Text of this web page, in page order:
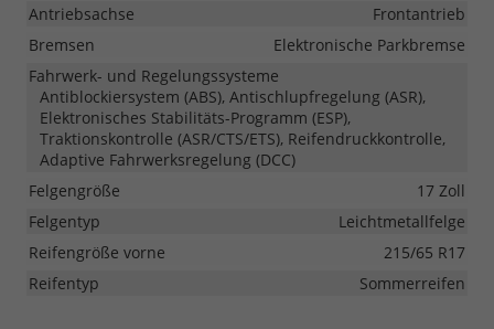
Antriebsachse
Frontantrieb
Bremsen
Elektronische Parkbremse
Fahrwerk- und Regelungssysteme
Antiblockiersystem (ABS), Antischlupfregelung (ASR),
Elektronisches Stabilitäts-Programm (ESP),
Traktionskontrolle (ASR/CTS/ETS), Reifendruckkontrolle,
Adaptive Fahrwerksregelung (DCC)
Felgengröße
17 Zoll
Felgentyp
Leichtmetallfelge
Reifengröße vorne
215/65 R17
Reifentyp
Sommerreifen